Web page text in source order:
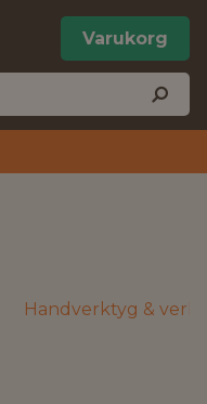
Varukorg
Handverktyg &